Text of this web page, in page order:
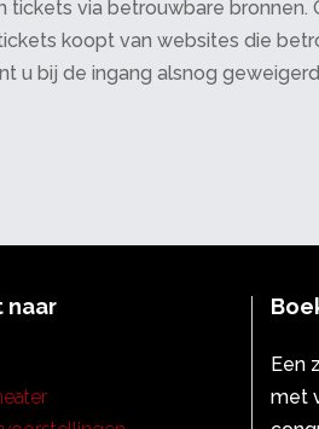
tickets via betrouwbare bronnen.
koopt van websites die
u bij de ingang alsnog
naar
Een
met